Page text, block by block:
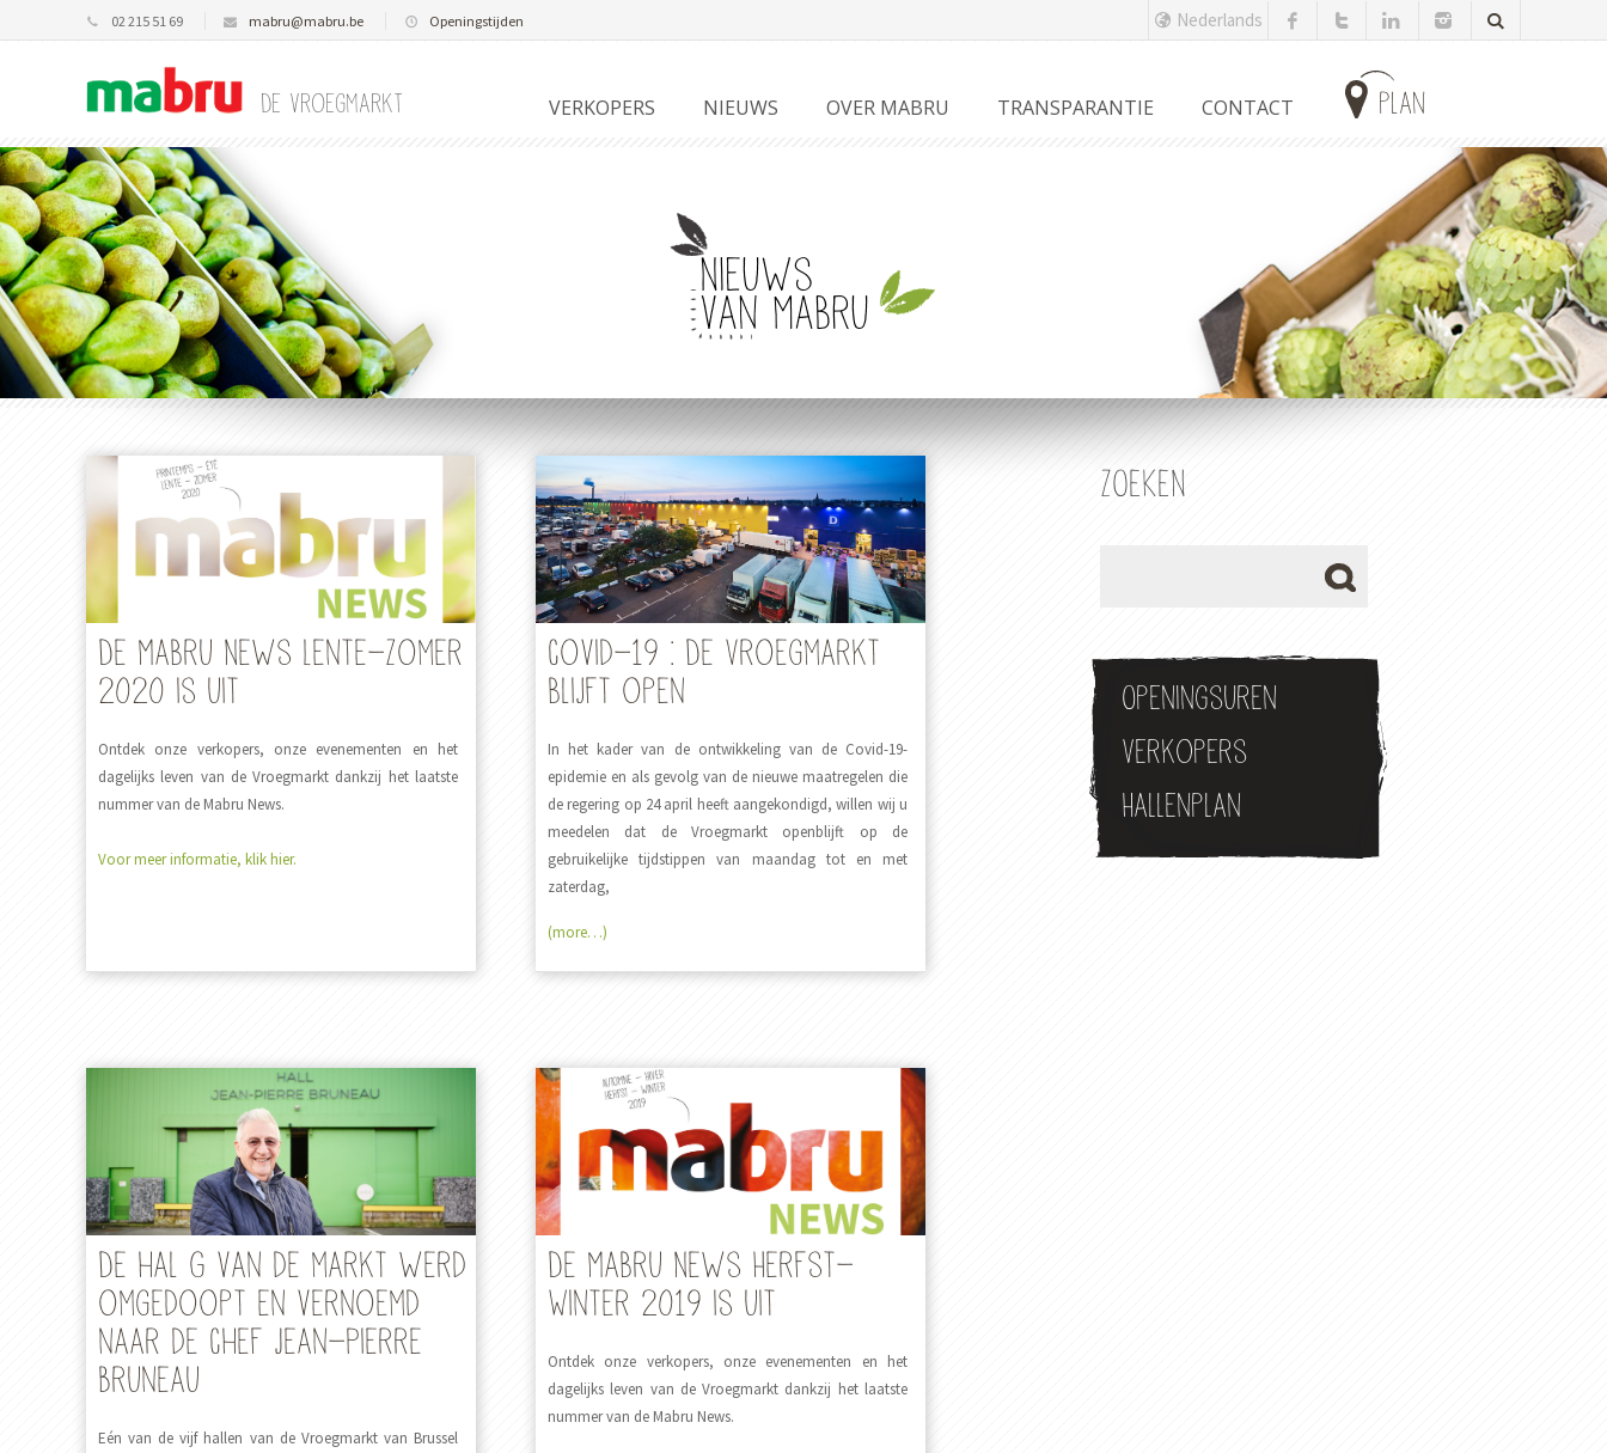
02 215 51 69 mabru@mabru.be Openingstijden Nederlands
plan
De vroegmarkt VERKOPERS NIEUWS OVER MABRU TRANSPARANTIE CONTACT
Nieuws
van Mabru
De Mabru News Lente-Zomer
2020 is uit
Ontdek onze verkopers, onze evenementen en het
dagelijks leven van de Vroegmarkt dankzij het laatste
nummer van de Mabru News.
Voor meer informatie, klik hier.
Covid-19 : De Vroegmarkt
blijft open
In het kader van de ontwikkeling van de Covid-19-
epidemie en als gevolg van de nieuwe maatregelen die
de regering op 24 april heeft aangekondigd, willen wij u
meedelen dat de Vroegmarkt openblijft op de
gebruikelijke tijdstippen van maandag tot en met
zaterdag,
(more…)
De hal G van de markt werd
omgedoopt en vernoemd
naar de Chef Jean-Pierre
Bruneau
Eén van de vijf hallen van de Vroegmarkt van Brussel
De Mabru News Herfst-
Winter 2019 is uit
Ontdek onze verkopers, onze evenementen en het
dagelijks leven van de Vroegmarkt dankzij het laatste
nummer van de Mabru News.
ZOEKEN
Openingsuren
Verkopers
Hallenplan